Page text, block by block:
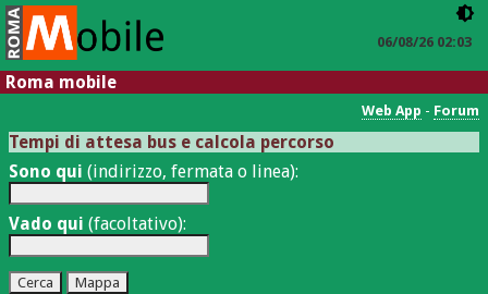
06/08/26 02:03
Roma mobile
Web App - Forum
Tempi di attesa bus e calcola percorso
Sono qui (indirizzo, fermata o linea):
Vado qui (facoltativo):